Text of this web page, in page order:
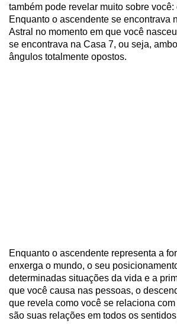
também pode revelar muito sobre você:
Enquanto o ascendente se encontrava
Astral no momento em que você
se encontrava na Casa 7, ou seja,
ângulos totalmente opostos.
Enquanto o ascendente representa a
enxerga o mundo, o seu
determinadas situações da vida e a
que você causa nas pessoas, o
que revela como você se relaciona
são suas relações em todos os